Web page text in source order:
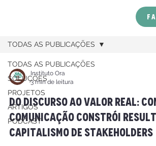
TODAS AS PUBLICAÇÕES
SOLUÇÕES
PROJETOS
ARTIGOS
PODCAST
TODAS AS PUBLICAÇÕES
Instituto Ora
3 min de leitura
Do Discurso ao Valor Real:
Comunicação Constrói
Capitalismo de Stakeholders